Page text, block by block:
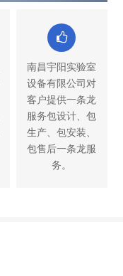
南昌宇阳实验室
设备有限公司对
客户提供一条龙
服务包设计、包
生产、包安装、
包售后一条龙服
务。